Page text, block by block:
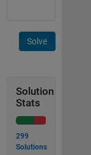
Solve
Solution
Stats
299
Solutions